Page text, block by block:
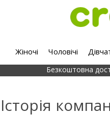
Жіночі Чоловічі
Безкоштовна
Історія